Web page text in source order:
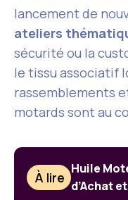
lancement de
ateliers
sécurité ou la
le tissu associatif
rassemblements
motards sont au
À lire
Huile
d’Achat